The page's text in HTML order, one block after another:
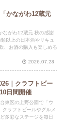
かながわ12蔵元
ながわ12蔵元 秋の感謝
以上の日本酒やリキュ
、お酒の購入も楽しめる
2026.07.28
｜クラフトビー
日間開催
東区の上野公園で「ウ
ラフトビールやグルメ
多彩なステージを毎日